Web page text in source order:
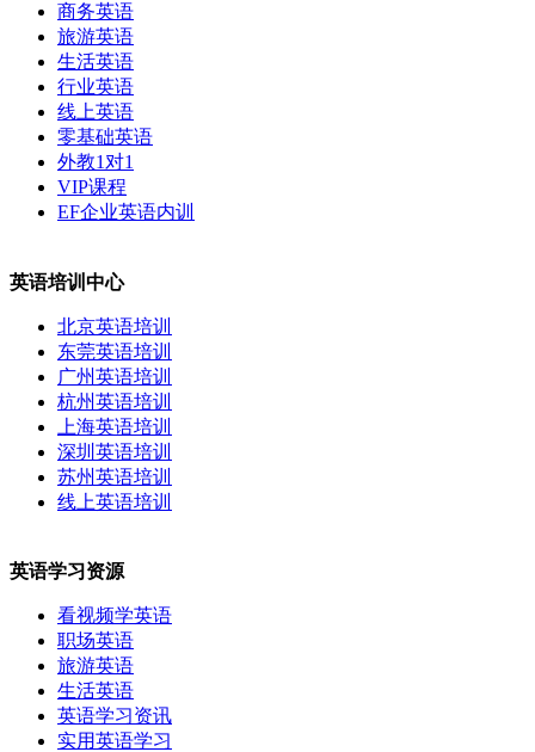
商务英语
旅游英语
生活英语
行业英语
线上英语
零基础英语
外教1对1
VIP课程
EF企业英语内训
英语培训中心
北京英语培训
东莞英语培训
广州英语培训
杭州英语培训
上海英语培训
深圳英语培训
苏州英语培训
线上英语培训
英语学习资源
看视频学英语
职场英语
旅游英语
生活英语
英语学习资讯
实用英语学习